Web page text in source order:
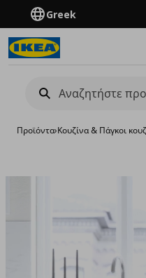
Greek
Προϊόντα›Κουζίνα & Πάγκοι